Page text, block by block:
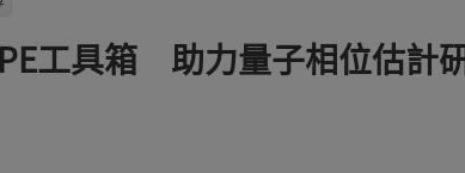
工具箱 助力量子相位估計